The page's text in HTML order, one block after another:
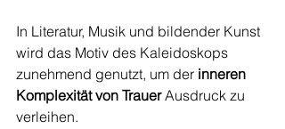
In Literatur, Musik und bildender Kunst
wird das Motiv des Kaleidoskops
zunehmend genutzt, um der inneren
Komplexität von Trauer Ausdruck zu
verleihen.